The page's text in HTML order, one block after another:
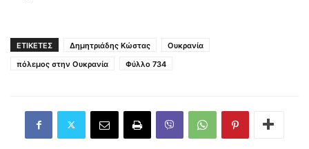
ΕΤΙΚΕΤΕΣ Δημητριάδης Κώστας
Ουκρανία
πόλεμος στην Ουκρανία
Φύλλο 734